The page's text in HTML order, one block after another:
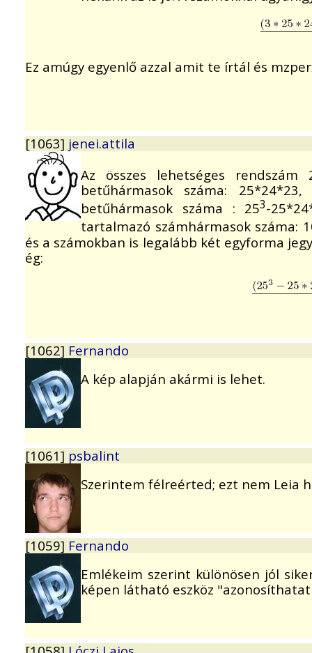
Ez amúgy egyenlő azzal amit te írtál és
[1063] jenei.attila
Az összes lehetséges rendszám
betűhármasok száma:
betűhármasok száma : 253-
tartalmazó számhármasok száma:
és a számokban is legalább két egyforma
ég:
[1062] Fernando
A kép alapján akármi is lehet.
[1061] psbalint
Szerintem félreérted; ezt nem Leia
[1059] Fernando
Emlékeim szerint különösen jól
képen látható eszköz